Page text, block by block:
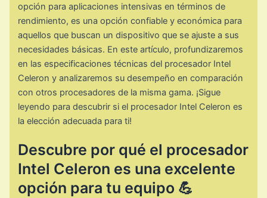
opción para aplicaciones intensivas en términos de
rendimiento, es una opción confiable y económica para
aquellos que buscan un dispositivo que se ajuste a sus
necesidades básicas. En este artículo, profundizaremos
en las especificaciones técnicas del procesador Intel
Celeron y analizaremos su desempeño en comparación
con otros procesadores de la misma gama. ¡Sigue
leyendo para descubrir si el procesador Intel Celeron es
la elección adecuada para ti!
Descubre por qué el procesador
Intel Celeron es una excelente
opción para tu equipo 💪